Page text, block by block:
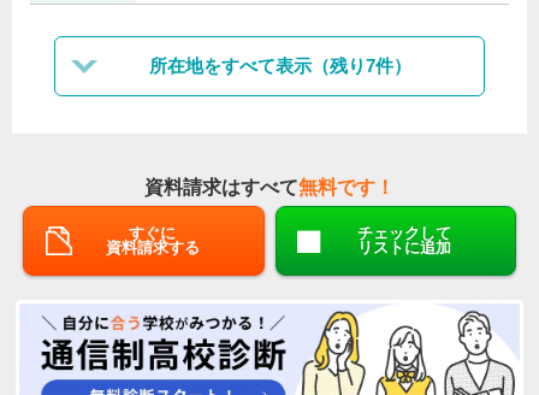
所在地をすべて表示（残り7件）
資料請求はすべて無料です！
すぐに
資料請求する
チェックして
リストに追加